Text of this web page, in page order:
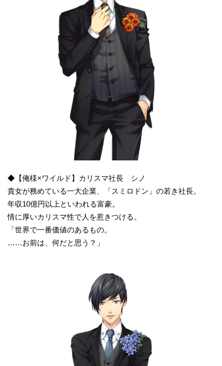
◆【俺様×ワイルド】カリスマ社長 シノ
貴女が務めている一大企業、「スミロドン」の若き社長。
年収10億円以上といわれる富豪。
情に厚いカリスマ性で人を惹きつける。
「世界で一番価値のあるもの。
……お前は、何だと思う？」